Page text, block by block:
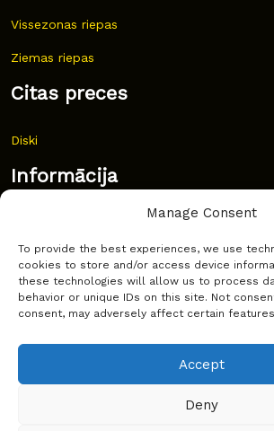
Manage Consent
To provide the best experiences, we use
cookies to store and/or access device
these technologies will allow us to process
behavior or unique IDs on this site. Not
consent, may adversely affect certain
Accept
Deny
Vissezonas riepas
Ziemas riepas
Citas preces
Diski
Informācija
Bieži uzdoti jautājumi
Kur pirkt?
Sīkdatņu politika